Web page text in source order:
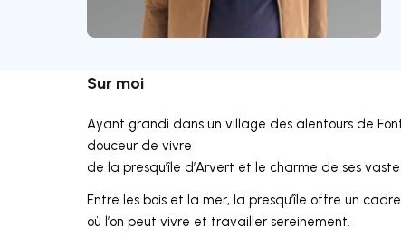
Sur moi
Ayant grandi dans un village des alentours de
douceur de vivre
de la presqu’île d’Arvert et le charme de ses
Entre les bois et la mer, la presqu’île offre un
où l’on peut vivre et travailler sereinement.